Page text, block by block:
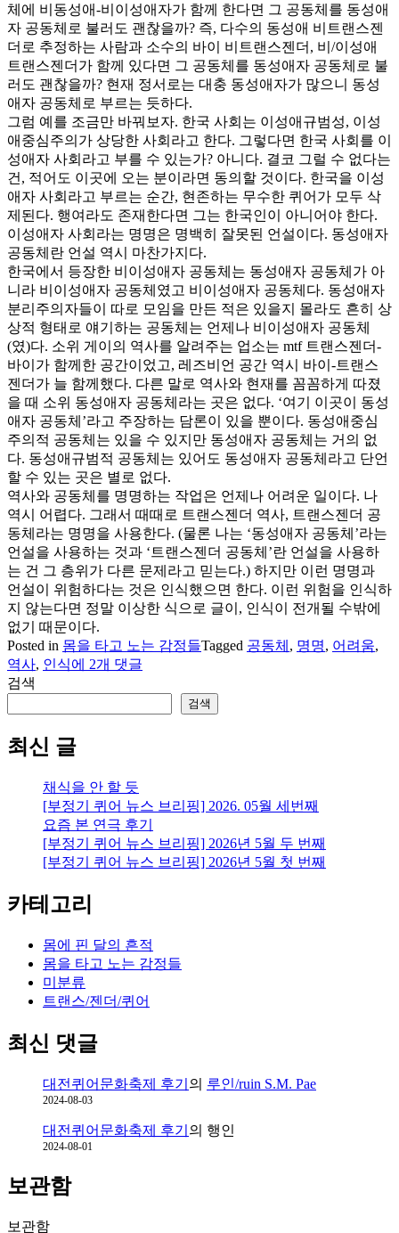
체에 비동성애-비이성애자가 함께 한다면 그 공동체를 동성애
자 공동체로 불러도 괜찮을까? 즉, 다수의 동성애 비트랜스젠
더로 추정하는 사람과 소수의 바이 비트랜스젠더, 비/이성애
트랜스젠더가 함께 있다면 그 공동체를 동성애자 공동체로 불
러도 괜찮을까? 현재 정서로는 대충 동성애자가 많으니 동성
애자 공동체로 부르는 듯하다.
그럼 예를 조금만 바꿔보자. 한국 사회는 이성애규범성, 이성
애중심주의가 상당한 사회라고 한다. 그렇다면 한국 사회를 이
성애자 사회라고 부를 수 있는가? 아니다. 결코 그럴 수 없다는
건, 적어도 이곳에 오는 분이라면 동의할 것이다. 한국을 이성
애자 사회라고 부르는 순간, 현존하는 무수한 퀴어가 모두 삭
제된다. 행여라도 존재한다면 그는 한국인이 아니어야 한다.
이성애자 사회라는 명명은 명백히 잘못된 언설이다. 동성애자
공동체란 언설 역시 마찬가지다.
한국에서 등장한 비이성애자 공동체는 동성애자 공동체가 아
니라 비이성애자 공동체였고 비이성애자 공동체다. 동성애자
분리주의자들이 따로 모임을 만든 적은 있을지 몰라도 흔히 상
상적 형태로 얘기하는 공동체는 언제나 비이성애자 공동체
(였)다. 소위 게이의 역사를 알려주는 업소는 mtf 트랜스젠더-
바이가 함께한 공간이었고, 레즈비언 공간 역시 바이-트랜스
젠더가 늘 함께했다. 다른 말로 역사와 현재를 꼼꼼하게 따졌
을 때 소위 동성애자 공동체라는 곳은 없다. ‘여기 이곳이 동성
애자 공동체’라고 주장하는 담론이 있을 뿐이다. 동성애중심
주의적 공동체는 있을 수 있지만 동성애자 공동체는 거의 없
다. 동성애규범적 공동체는 있어도 동성애자 공동체라고 단언
할 수 있는 곳은 별로 없다.
역사와 공동체를 명명하는 작업은 언제나 어려운 일이다. 나
역시 어렵다. 그래서 때때로 트랜스젠더 역사, 트랜스젠더 공
동체라는 명명을 사용한다. (물론 나는 ‘동성애자 공동체’라는
언설을 사용하는 것과 ‘트랜스젠더 공동체’란 언설을 사용하
는 건 그 층위가 다른 문제라고 믿는다.) 하지만 이런 명명과
언설이 위험하다는 것은 인식했으면 한다. 이런 위험을 인식하
지 않는다면 정말 이상한 식으로 글이, 인식이 전개될 수밖에
없기 때문이다.
Posted in 몸을 타고 노는 감정들Tagged 공동체 , 명명, 어려움,
역사, 인식공
를
어
떻
명
명
할
것
인
에 2개 댓글
검색
검색
최신 글
채식을 안 할 듯
[부정기 퀴어 뉴스 브리핑] 2026. 05월 세번째
요즘 본 연극 후기
[부정기 퀴어 뉴스 브리핑] 2026년 5월 두 번째
[부정기 퀴어 뉴스 브리핑] 2026년 5월 첫 번째
카테고리
몸에 핀 달의 흔적
몸을 타고 노는 감정들
미분류
트랜스/젠더/퀴어
최신 댓글
대전퀴어문화축제 후기 의 루인/ruin S.M. Pae
2024-08-03
대전퀴어문화축제 후기 의 행인
2024-08-01
보관함
보관함